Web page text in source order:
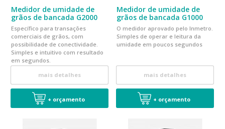
Medidor de umidade de
grãos de bancada G2000
Específico para transações
comerciais de grãos, com
possibilidade de conectividade.
Simples e intuitivo com resultado
em segundos.
mais detalhes
+ orçamento
Medidor de umidade de
grãos de bancada G1000
O medidor aprovado pelo Inmetro.
Simples de operar e leitura da
umidade em poucos segundos
mais detalhes
+ orçamento